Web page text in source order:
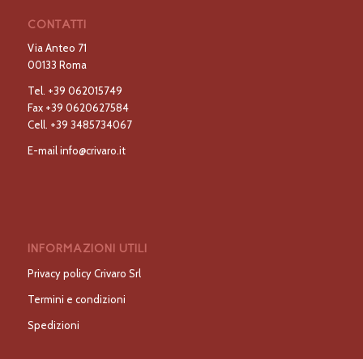
CONTATTI
Via Anteo 71
00133 Roma
Tel. +39 062015749
Fax +39 0620627584
Cell. +39 3485734067
E-mailinfo@crivaro.it
INFORMAZIONI UTILI
Privacy policy Crivaro Srl
Termini e condizioni
Spedizioni